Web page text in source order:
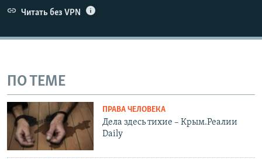
Читать без VPN
ПО ТЕМЕ
ПРАВА ЧЕЛОВЕКА
Дела здесь тихие – Крым.Реалии
Daily